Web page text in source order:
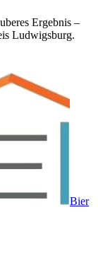
Ergebnis –
Ludwigsburg.
Bier